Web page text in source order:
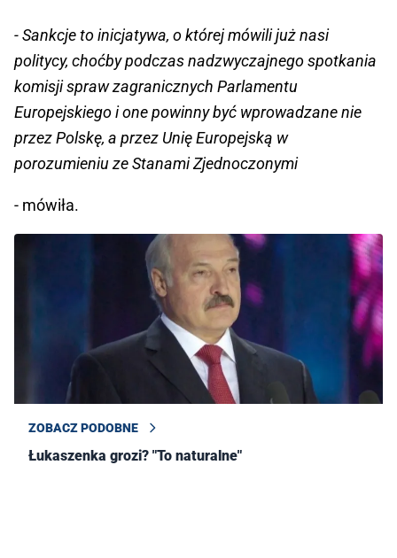
- Sankcje to inicjatywa, o której mówili już nasi
politycy, choćby podczas nadzwyczajnego spotkania
komisji spraw zagranicznych Parlamentu
Europejskiego i one powinny być wprowadzane nie
przez Polskę, a przez Unię Europejską w
porozumieniu ze Stanami Zjednoczonymi
- mówiła.
ZOBACZ PODOBNE
Łukaszenka grozi? "To naturalne"